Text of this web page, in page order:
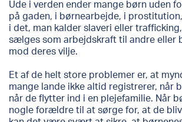
Ude i verden ender mange børn uden
på gaden, i børnearbejde, i
i det, man kalder slaveri eller
sælges som arbejdskraft til andre eller
mod deres vilje.
Et af de helt store problemer er, at
mange lande ikke altid registrerer, når
når de flytter ind i en plejefamilie. Når
nogle forældre til at sørge for, at de